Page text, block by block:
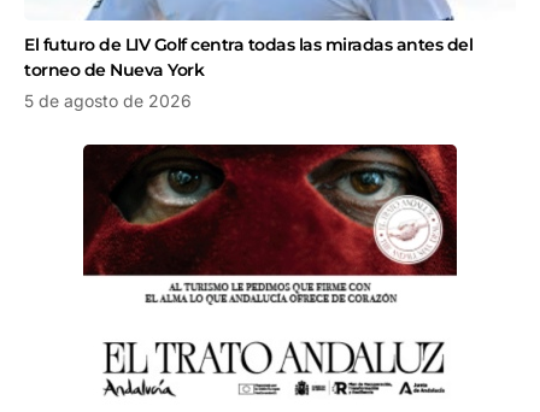
El futuro de LIV Golf centra todas las miradas antes del
torneo de Nueva York
5 de agosto de 2026